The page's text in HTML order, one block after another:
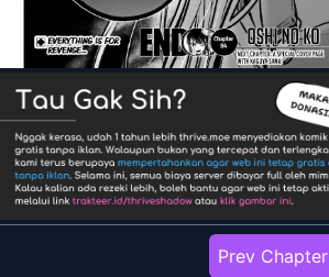
Prev Chapter